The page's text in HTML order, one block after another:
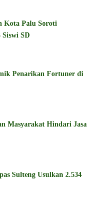
Kota Palu Soroti
Siswi SD
Penarikan Fortuner di
Masyarakat Hindari Jasa
Sulteng Usulkan 2.534